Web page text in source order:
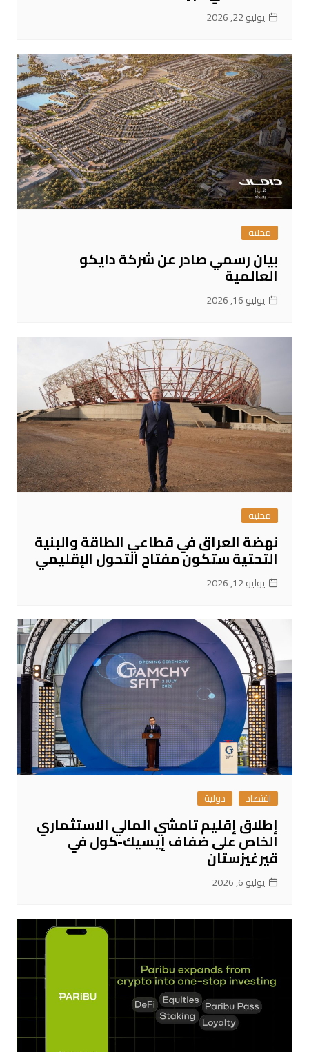
يوليو 22, 2026
محلية
بيان رسمي صادر عن شركة دايكو
العالمية
يوليو 16, 2026
محلية
نهضة العراق في قطاعي الطاقة والبنية
التحتية ستكون مفتاح التحول الإقليمي
يوليو 12, 2026
اقتصاد دولية
إطلاق إقليم تامشي المالي الاستثماري
الخاص على ضفاف إيسيك-كول في
قيرغيزستان
يوليو 6, 2026